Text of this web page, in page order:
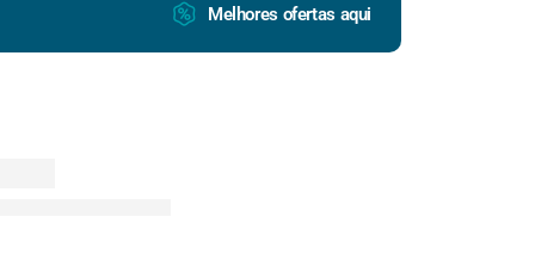
Melhores ofertas aqui